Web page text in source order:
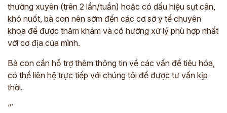
thường xuyên (trên 2 lần/tuần) hoặc có dấu hiệu sụt cân,
khó nuốt, bà con nên sớm đến các cơ sở y tế chuyên
khoa để được thăm khám và có hướng xử lý phù hợp nhất
với cơ địa của mình.
Bà con cần hỗ trợ thêm thông tin về các vấn đề tiêu hóa,
có thể liên hệ trực tiếp với chúng tôi để được tư vấn kịp
thời.
“`